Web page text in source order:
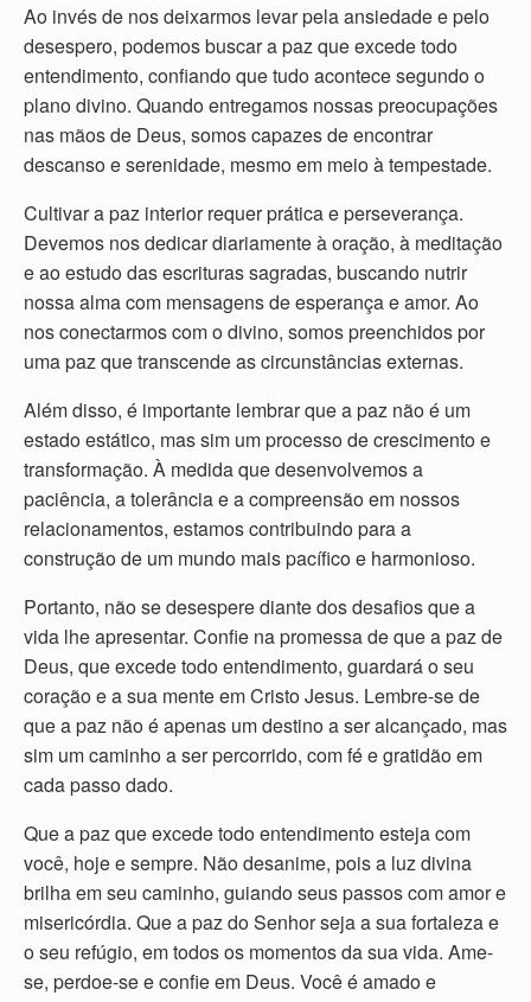
Ao invés de nos deixarmos levar pela ansiedade e pelo
desespero, podemos buscar a paz que excede todo
entendimento, confiando que tudo acontece segundo o
plano divino. Quando entregamos nossas preocupações
nas mãos de Deus, somos capazes de encontrar
descanso e serenidade, mesmo em meio à tempestade.
Cultivar a paz interior requer prática e perseverança.
Devemos nos dedicar diariamente à oração, à meditação
e ao estudo das escrituras sagradas, buscando nutrir
nossa alma com mensagens de esperança e amor. Ao
nos conectarmos com o divino, somos preenchidos por
uma paz que transcende as circunstâncias externas.
Além disso, é importante lembrar que a paz não é um
estado estático, mas sim um processo de crescimento e
transformação. À medida que desenvolvemos a
paciência, a tolerância e a compreensão em nossos
relacionamentos, estamos contribuindo para a
construção de um mundo mais pacífico e harmonioso.
Portanto, não se desespere diante dos desafios que a
vida lhe apresentar. Confie na promessa de que a paz de
Deus, que excede todo entendimento, guardará o seu
coração e a sua mente em Cristo Jesus. Lembre-se de
que a paz não é apenas um destino a ser alcançado, mas
sim um caminho a ser percorrido, com fé e gratidão em
cada passo dado.
Que a paz que excede todo entendimento esteja com
você, hoje e sempre. Não desanime, pois a luz divina
brilha em seu caminho, guiando seus passos com amor e
misericórdia. Que a paz do Senhor seja a sua fortaleza e
o seu refúgio, em todos os momentos da sua vida. Ame-
se, perdoe-se e confie em Deus. Você é amado e